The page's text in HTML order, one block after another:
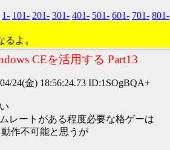
1- 101- 201- 301- 401- 501- 601- 701- 801-
よ。
CEを活用する Part13
04/24(金) 18:56:24.73 ID:1SOgBQA+
レートがある程度必要な格ゲーは
作不可能と思うが